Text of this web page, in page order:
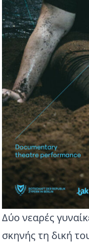
Δύο νεαρές
σκηνής τη δική